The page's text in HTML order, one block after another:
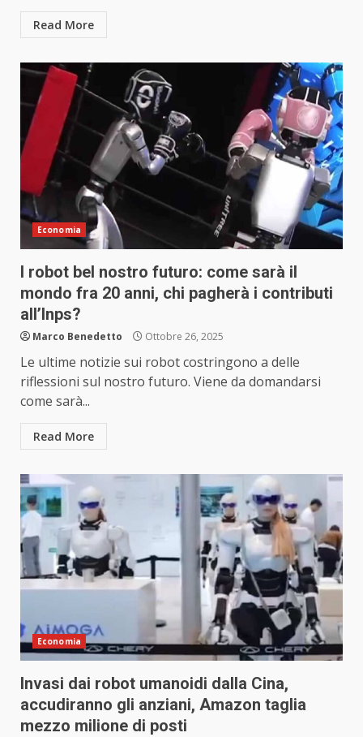
Read More
Economia
I robot bel nostro futuro: come sarà il
mondo fra 20 anni, chi pagherà i contributi
all’Inps?
Marco Benedetto Ottobre 26, 2025
Le ultime notizie sui robot costringono a delle
riflessioni sul nostro futuro. Viene da domandarsi
come sarà...
Read More
Economia
Invasi dai robot umanoidi dalla Cina,
accudiranno gli anziani, Amazon taglia
mezzo milione di posti